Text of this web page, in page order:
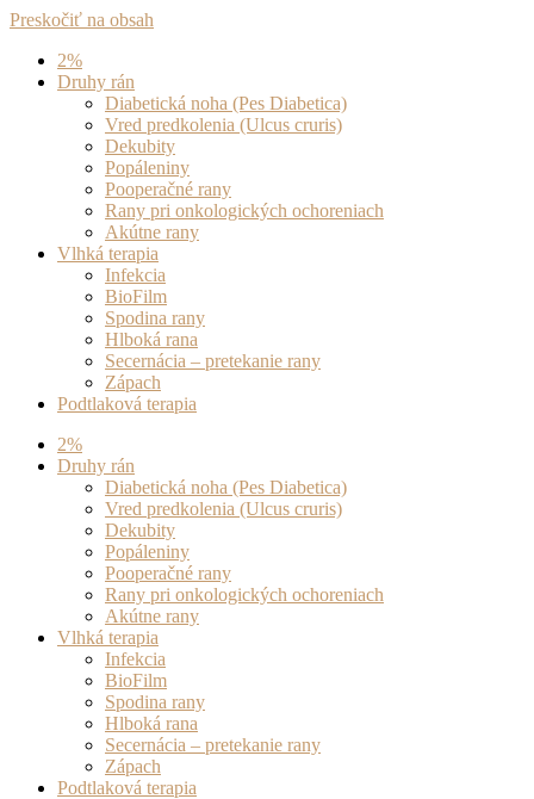
Preskočiť na obsah
2%
Druhy rán
Diabetická noha (Pes Diabetica)
Vred predkolenia (Ulcus cruris)
Dekubity
Popáleniny
Pooperačné rany
Rany pri onkologických ochoreniach
Akútne rany
Vlhká terapia
Infekcia
BioFilm
Spodina rany
Hlboká rana
Secernácia – pretekanie rany
Zápach
Podtlaková terapia
2%
Druhy rán
Diabetická noha (Pes Diabetica)
Vred predkolenia (Ulcus cruris)
Dekubity
Popáleniny
Pooperačné rany
Rany pri onkologických ochoreniach
Akútne rany
Vlhká terapia
Infekcia
BioFilm
Spodina rany
Hlboká rana
Secernácia – pretekanie rany
Zápach
Podtlaková terapia